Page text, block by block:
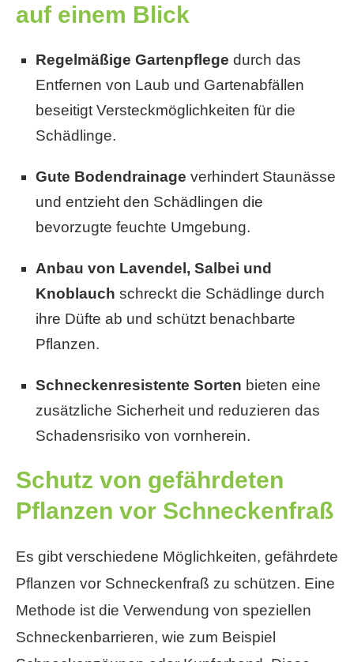
auf einem Blick
Regelmäßige Gartenpflege durch das
Entfernen von Laub und Gartenabfällen
beseitigt Versteckmöglichkeiten für die
Schädlinge.
Gute Bodendrainage verhindert Staunässe
und entzieht den Schädlingen die
bevorzugte feuchte Umgebung.
Anbau von Lavendel, Salbei und
Knoblauch schreckt die Schädlinge durch
ihre Düfte ab und schützt benachbarte
Pflanzen.
Schneckenresistente Sorten bieten eine
zusätzliche Sicherheit und reduzieren das
Schadensrisiko von vornherein.
Schutz von gefährdeten
Pflanzen vor Schneckenfraß
Es gibt verschiedene Möglichkeiten, gefährdete
Pflanzen vor Schneckenfraß zu schützen. Eine
Methode ist die Verwendung von speziellen
Schneckenbarrieren, wie zum Beispiel